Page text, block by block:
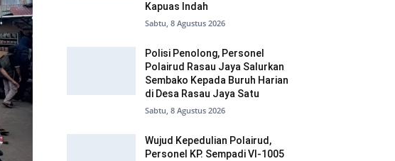
Kapuas Indah
Sabtu, 8 Agustus 2026
Polisi Penolong, Personel
Polairud Rasau Jaya Salurkan
Sembako Kepada Buruh Harian
di Desa Rasau Jaya Satu
Sabtu, 8 Agustus 2026
Wujud Kepedulian Polairud,
Personel KP. Sempadi VI-1005